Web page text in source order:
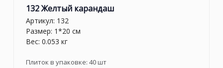
132 Желтый карандаш
Артикул: 132
Размер: 1*20 см
Вес: 0.053 кг
Плиток в упаковке: 40шт